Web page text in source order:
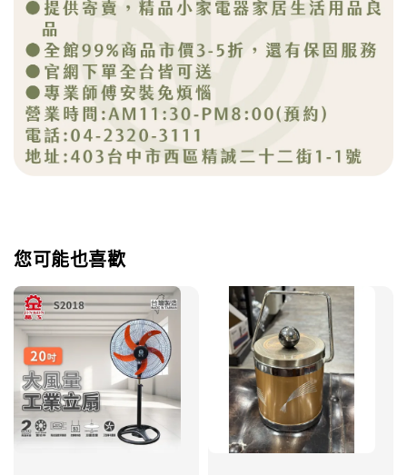
您可能也喜歡